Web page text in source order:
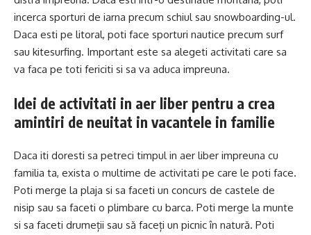
incerca sporturi de iarna precum schiul sau snowboarding-ul.
Daca esti pe litoral, poti face sporturi nautice precum surf
sau kitesurfing. Important este sa alegeti activitati care sa
va faca pe toti fericiti si sa va aduca impreuna.
Idei de activitati in aer liber pentru a crea
amintiri de neuitat in vacantele in familie
Daca iti doresti sa petreci timpul in aer liber impreuna cu
familia ta, exista o multime de activitati pe care le poti face.
Poti merge la plaja si sa faceti un concurs de castele de
nisip sau sa faceti o plimbare cu barca. Poti merge la munte
si sa faceti drumeții sau să faceți un picnic în natură. Poti